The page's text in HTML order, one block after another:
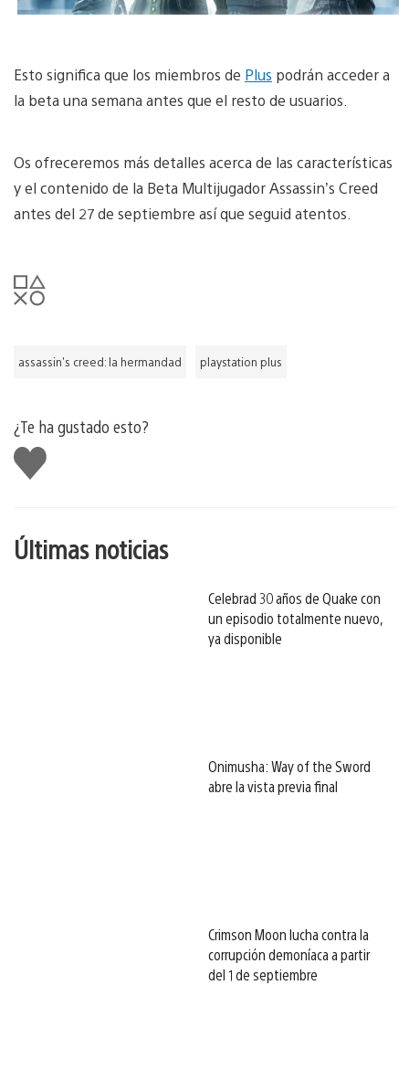
Esto significa que los miembros de Plus podrán acceder a
la beta una semana antes que el resto de usuarios.
Os ofreceremos más detalles acerca de las características
y el contenido de la Beta Multijugador Assassin’s Creed
antes del 27 de septiembre así que seguid atentos.
assassin's creed: la hermandad playstation plus
¿Te ha gustado esto?
Me
gusta
Últimas noticias
Celebrad 30 años de Quake con
un episodio totalmente nuevo,
ya disponible
Onimusha: Way of the Sword
abre la vista previa final
Crimson Moon lucha contra la
corrupción demoníaca a partir
del 1 de septiembre